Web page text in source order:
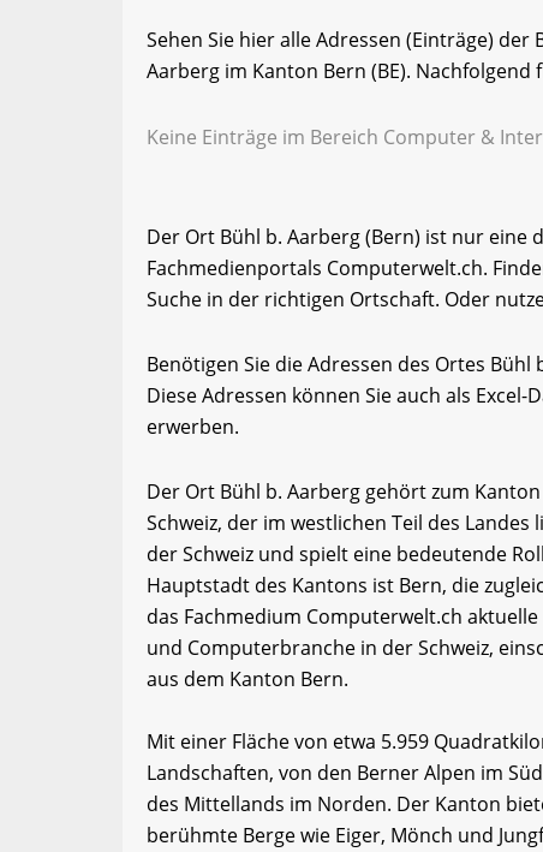
Sehen Sie hier alle Adressen (Einträge)
Aarberg im Kanton Bern (BE). Nachfolgend
Keine Einträge im Bereich Computer &
Der Ort Bühl b. Aarberg (Bern) ist nur eine
Fachmedienportals Computerwelt.ch.
Suche in der richtigen Ortschaft. Oder
Benötigen Sie die Adressen des Ortes
Diese Adressen können Sie auch als
erwerben.
Der Ort Bühl b. Aarberg gehört zum
Schweiz, der im westlichen Teil des
der Schweiz und spielt eine bedeutende
Hauptstadt des Kantons ist Bern, die
das Fachmedium Computerwelt.ch
und Computerbranche in der Schweiz,
aus dem Kanton Bern.
Mit einer Fläche von etwa 5.959
Landschaften, von den Berner Alpen im
des Mittellands im Norden. Der Kanton
berühmte Berge wie Eiger, Mönch und